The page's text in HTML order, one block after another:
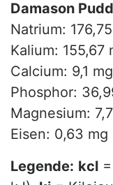
Damason
Natrium:
Kalium: 155,67
Calcium: 9,1 mg
Phosphor:
Magnesium:
Eisen: 0,63 mg
Legende: kcl